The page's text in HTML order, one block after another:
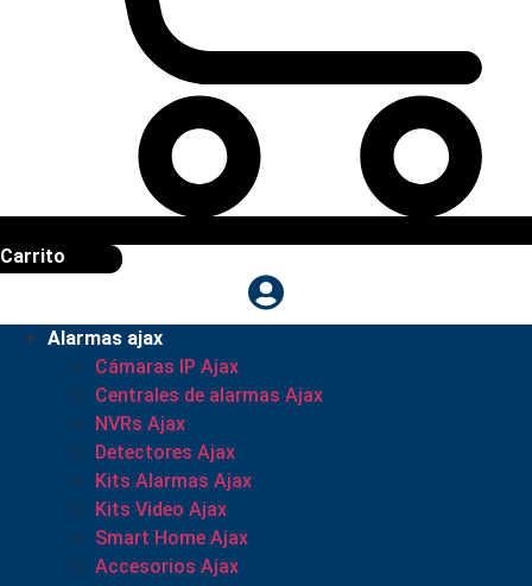
Carrito
Alarmas ajax
Cámaras IP Ajax
Centrales de alarmas Ajax
NVRs Ajax
Detectores Ajax
Kits Alarmas Ajax
Kits Video Ajax
Smart Home Ajax
Accesorios Ajax